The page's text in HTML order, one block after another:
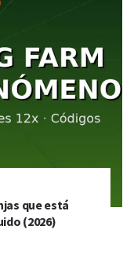
que está
(2026)